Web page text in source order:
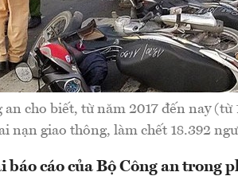
an cho biết, từ năm 2017 đến nay
nạn giao thông, làm chết 18.392
cáo của Bộ Công an trong